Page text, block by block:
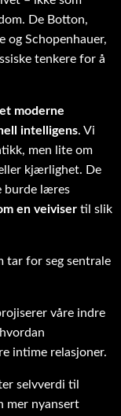
De Botton,
og Schopenhauer,
tenkere for å
moderne
intelligens. Vi
men lite om
kjærlighet. De
burde læres
en veiviser til slik
tar for seg sentrale
våre indre
intime relasjoner.
selvverdi til
mer nyansert